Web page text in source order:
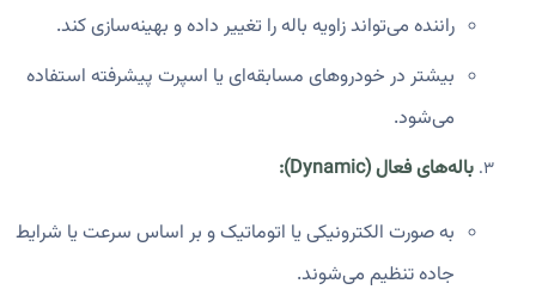
راننده می‌تواند زاویه باله را تغییر داده و بهینه‌سازی کند.
بیشتر در خودروهای مسابقه‌ای یا اسپرت پیشرفته استفاده
می‌شود.
باله‌های فعال (Dynamic):
به صورت الکترونیکی یا اتوماتیک و بر اساس سرعت یا شرایط
جاده تنظیم می‌شوند.